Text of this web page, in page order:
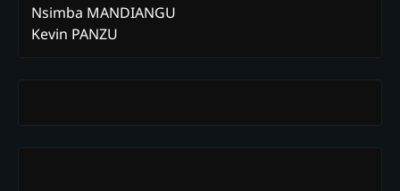
Nsimba MANDIANGU
Kevin PANZU